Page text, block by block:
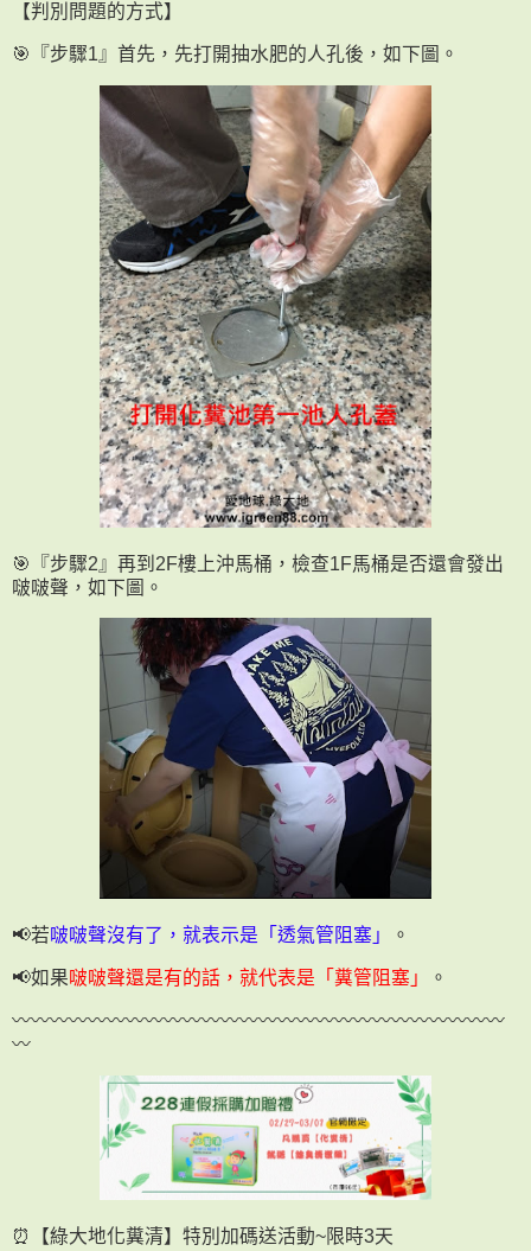
【判別問題的方式】
🎯『步驟1』首先，先打開抽水肥的人孔後，如下圖。
🎯『步驟2』再到2F樓上沖馬桶，檢查1F馬桶是否還會發出
啵啵聲，如下圖。
📢若啵啵聲沒有了，就表示是「透氣管阻塞」 。
📢如果啵啵聲還是有的話，就代表是「糞管阻塞」 。
〰〰〰〰〰〰〰〰〰〰〰〰〰〰〰〰〰〰〰〰〰〰〰〰〰〰
〰
⏰【綠大地化糞清】特別加碼送活動~限時3天